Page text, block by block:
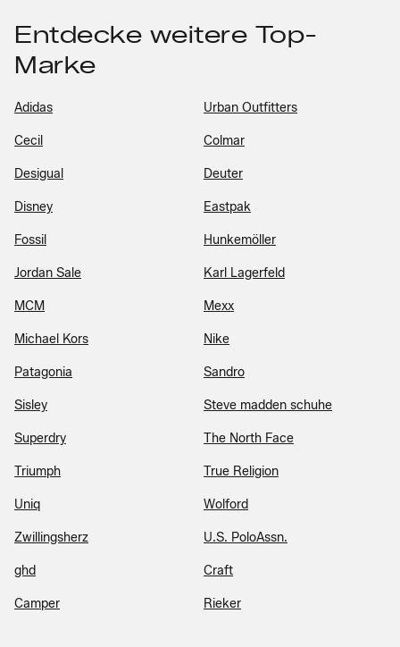
Entdecke weitere Top-
Marke
Adidas Urban Outfitters
Cecil Colmar
Desigual Deuter
Disney Eastpak
Fossil Hunkemöller
Jordan Sale Karl Lagerfeld
MCM Mexx
Michael Kors Nike
Patagonia Sandro
Sisley Steve madden schuhe
Superdry The North Face
Triumph True Religion
Uniq Wolford
Zwillingsherz U.S. PoloAssn.
ghd Craft
Camper Rieker